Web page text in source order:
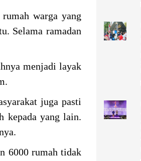
warga yang
Selama ramadan
menjadi layak
juga pasti
kepada yang lain.
6000 rumah tidak